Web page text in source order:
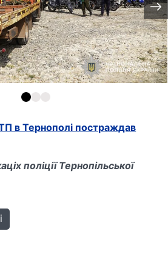
в Тернополі постраждав
поліції Тернопільської